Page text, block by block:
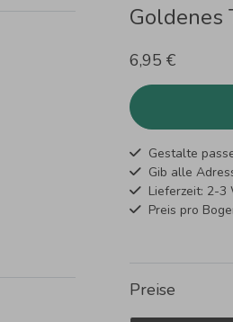
Goldenes
6,95 €
Gestalte
Gib alle
Lieferzeit: 2-3
Preis pro
Preise